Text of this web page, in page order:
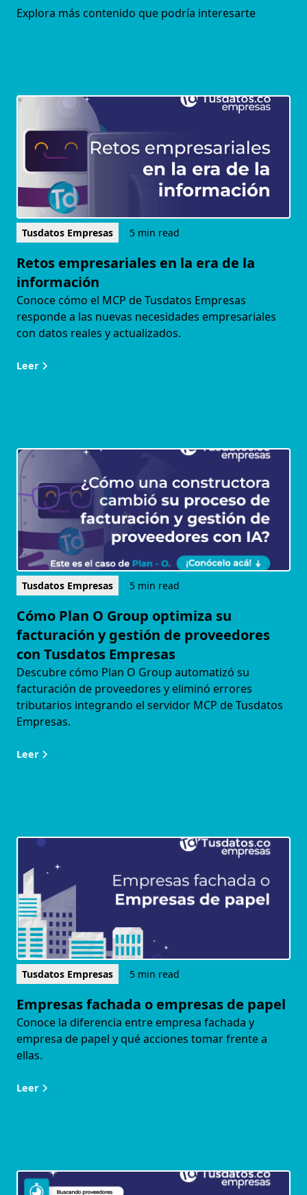
Explora más contenido que podría interesarte
Tusdatos Empresas 5 min read
Retos empresariales en la era de la
información
Conoce cómo el MCP de Tusdatos Empresas
responde a las nuevas necesidades empresariales
con datos reales y actualizados.
Leer
Tusdatos Empresas 5 min read
Cómo Plan O Group optimiza su
facturación y gestión de proveedores
con Tusdatos Empresas
Descubre cómo Plan O Group automatizó su
facturación de proveedores y eliminó errores
tributarios integrando el servidor MCP de Tusdatos
Empresas.
Leer
Tusdatos Empresas 5 min read
Empresas fachada o empresas de papel
Conoce la diferencia entre empresa fachada y
empresa de papel y qué acciones tomar frente a
ellas.
Leer